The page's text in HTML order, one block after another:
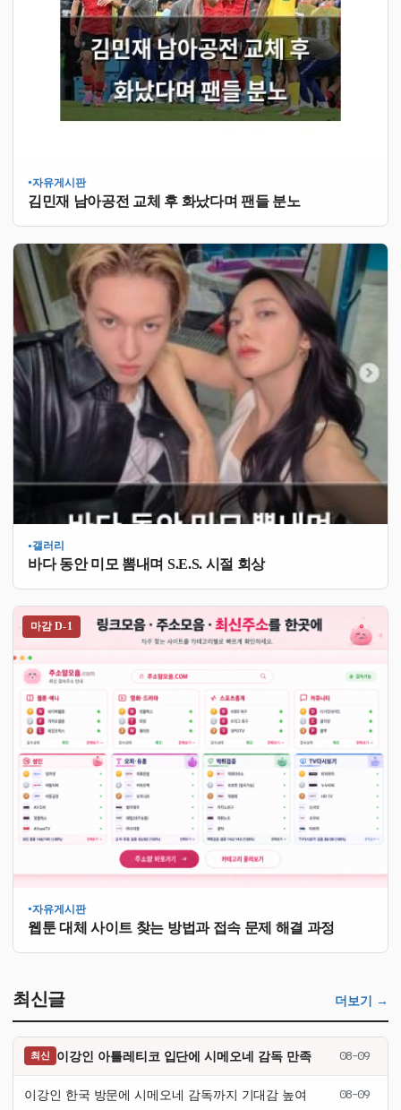
●자유게시판
김민재 남아공전 교체 후 화났다며 팬들 분노
● 갤러리
바다 동안 미모 뽐내며 S.E.S. 시절 회상
마감 D-1
●자유게시판
웹툰 대체 사이트 찾는 방법과 접속 문제 해결 과정
최신글 더보기 →
최신 이강인 아틀레티코 입단에 시메오네 감독 만족 08-09
이강인 한국 방문에 시메오네 감독까지 기대감 높여 08-09